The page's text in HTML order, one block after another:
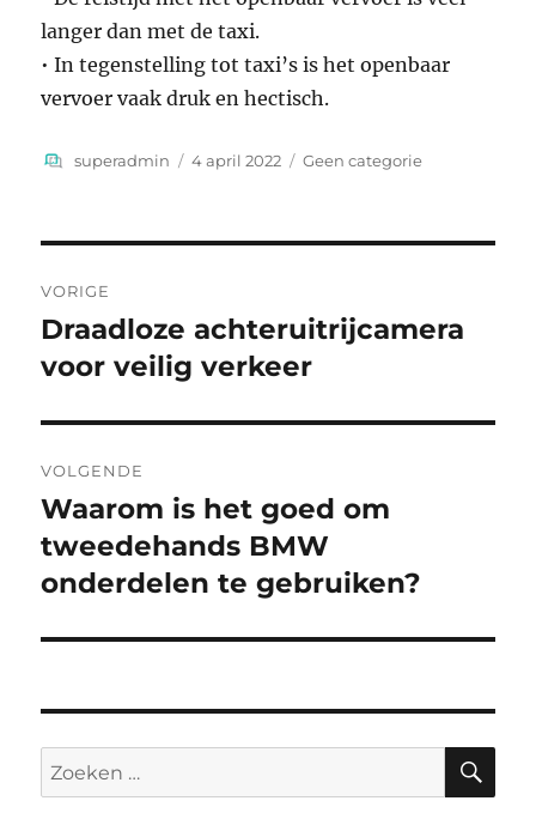
langer dan met de taxi.
• In tegenstelling tot taxi’s is het openbaar
vervoer vaak druk en hectisch.
Auteur
superadmin
Geplaatst
4 april 2022 Categorieën
Geen categorie
navigatie
VORIGE
Vorig
bericht:
Draadloze achteruitrijcamera
voor veilig verkeer
VOLGENDE
Volgend
bericht:
Waarom is het goed om
tweedehands BMW
onderdelen te gebruiken?
Zoeken
naar: